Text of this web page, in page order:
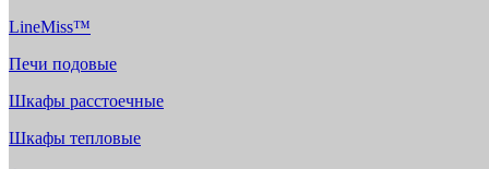
LineMiss™
Печи подовые
Шкафы расстоечные
Шкафы тепловые